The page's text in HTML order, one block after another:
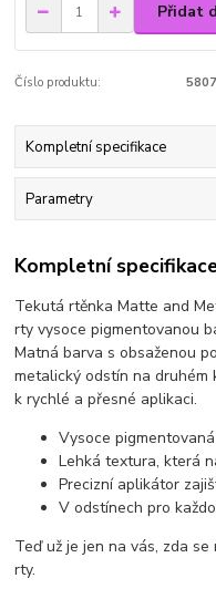
Přidat
Číslo produktu:
Kompletní specifikace
Parametry
Kompletní
Tekutá rtěnka Matte and
rty vysoce pigmentovanou
Matná barva s obsaženou
metalický odstín na druhém
k rychlé a přesné aplikaci.
Vysoce
Lehká textura, která
Precizní aplikátor
V odstínech pro
Teď už je jen na vás, zda
rty.